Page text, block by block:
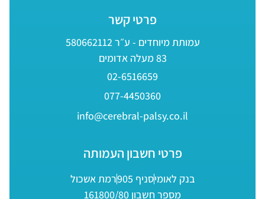
פרטי קשר
עמותת מיוחדים - ע״ר 580662112
83 מעלה אדומים
02-6516659
077-4450360
info@cerebral-palsy.co.il
פרטי חשבון העמותה
בנק לאומיסניף 905
רמת אשכול
מספר חשבון 161800/80